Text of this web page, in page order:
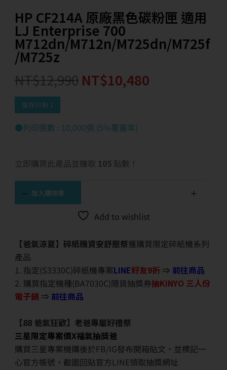
HP CF214A 原廠黑色碳粉匣 適用
LJ Enterprise 700
M712dn/M712n/M725dn/M725f
/M725z
NT$12,990 NT$10,480
庫存只剩 1
●列印張數 : 10,000張 (5%覆蓋率)
立即購買此產品並賺取 105 點數！
加入購物車
Add to wishlist
【爸氣涼夏】碎紙機資安舒壓祭獲購買限定碎紙機系列
產品
1. 指定(S3330C)碎紙機專案LINE好友9折 ⇒ 前往商品
2. 購買指定機種(BA7030C)隨貨抽獎券抽KINYO 三人份
電子鍋 ⇒ 前往商品
【88 爸氣狂歡】老爸專屬好禮祭
三星限定專案價X福氣抽獎爸
購買三星專案機購後於FB/IG發布開箱貼文，並標記一
心官方帳號，截圖回貼官方LINE領取抽獎網址